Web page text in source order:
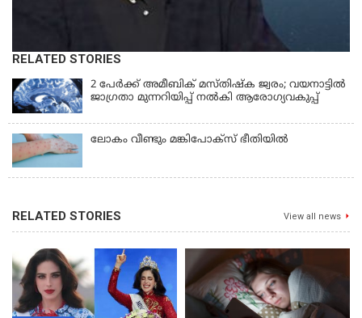
RELATED STORIES
2 പേർക്ക് അമീബിക് മസ്തിഷ്ക ജ്വരം; വയനാട്ടിൽ
ജാഗ്രതാ മുന്നറിയിപ്പ് നൽകി ആരോഗ്യവകുപ്പ്
ലോകം വീണ്ടും മങ്കിപോക്സ് ഭീതിയിൽ
RELATED STORIES View all news